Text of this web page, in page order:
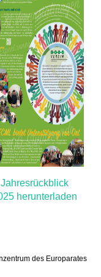
Jahresrückblick
herunterladen
des Europarates